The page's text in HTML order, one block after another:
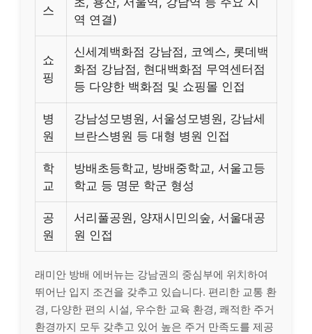
스
역 연결)
쇼
핑
신세계백화점 강남점, 코엑스, 롯데백
화점 강남점, 현대백화점 무역센터점
등 다양한 백화점 및 쇼핑몰 인접
병
원
강남성모병원, 서울성모병원, 강남세
브란스병원 등 대형 병원 인접
학
교
방배초등학교, 방배중학교, 서울고등
학교 등 명문 학군 형성
공
원
서리풀공원, 양재시민의숲, 서울대공
원 인접
래미안 방배 에버뉴는 강남권의 중심부에 위치하여
뛰어난 입지 조건을 갖추고 있습니다. 편리한 교통 환
경, 다양한 편의 시설, 우수한 교육 환경, 쾌적한 주거
환경까지 모두 갖추고 있어 높은 주거 만족도를 제공